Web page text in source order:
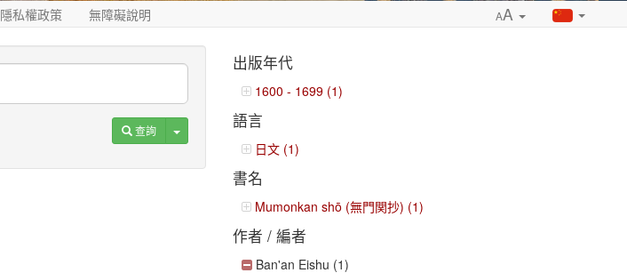
隱私權政策 無障礙說明 AA
查詢 Toggle Dropdown
出版年代
1600 - 1699 (1)
語言
日文 (1)
書名
Mumonkan shō (無門関抄) (1)
作者 / 編者
Ban'an Eishu (1)